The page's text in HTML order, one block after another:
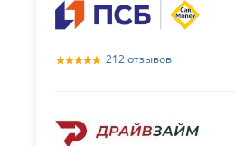
212 отзывов